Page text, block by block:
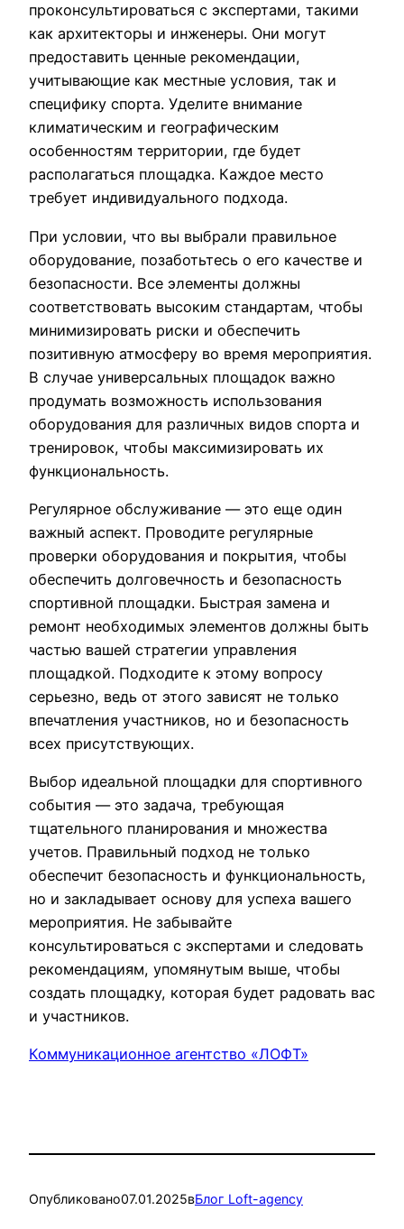
проконсультироваться с экспертами, такими
как архитекторы и инженеры. Они могут
предоставить ценные рекомендации,
учитывающие как местные условия, так и
специфику спорта. Уделите внимание
климатическим и географическим
особенностям территории, где будет
располагаться площадка. Каждое место
требует индивидуального подхода.
При условии, что вы выбрали правильное
оборудование, позаботьтесь о его качестве и
безопасности. Все элементы должны
соответствовать высоким стандартам, чтобы
минимизировать риски и обеспечить
позитивную атмосферу во время мероприятия.
В случае универсальных площадок важно
продумать возможность использования
оборудования для различных видов спорта и
тренировок, чтобы максимизировать их
функциональность.
Регулярное обслуживание — это еще один
важный аспект. Проводите регулярные
проверки оборудования и покрытия, чтобы
обеспечить долговечность и безопасность
спортивной площадки. Быстрая замена и
ремонт необходимых элементов должны быть
частью вашей стратегии управления
площадкой. Подходите к этому вопросу
серьезно, ведь от этого зависят не только
впечатления участников, но и безопасность
всех присутствующих.
Выбор идеальной площадки для спортивного
события — это задача, требующая
тщательного планирования и множества
учетов. Правильный подход не только
обеспечит безопасность и функциональность,
но и закладывает основу для успеха вашего
мероприятия. Не забывайте
консультироваться с экспертами и следовать
рекомендациям, упомянутым выше, чтобы
создать площадку, которая будет радовать вас
и участников.
Коммуникационное агентство «ЛОФТ»
Опубликовано07.01.2025вБлог Loft-agency